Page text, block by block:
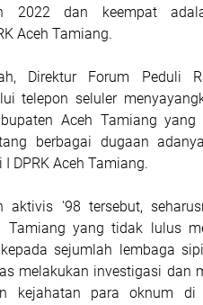
2022 dan keempat
Aceh Tamiang.
Direktur Forum Peduli
telepon seluler
Aceh Tamiang
berbagai dugaan
DPRK Aceh Tamiang.
aktivis '98 tersebut,
Tamiang yang tidak lulus
sejumlah lembaga
melakukan investigasi dan
kejahatan para oknum